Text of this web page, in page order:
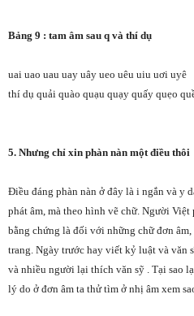
Bảng 9 : tam âm sau q và thí dụ
uai uao uau uay uây ueo uêu uiu uơi uyê
thí dụ quải quào quạu quạy quấy quẹo
5. Nhưng chỉ xin phàn nàn một điều thôi
Điều đáng phàn nàn ở đây là i ngắn và y
phát âm, mà theo hình vẽ chữ. Người
bằng chứng là đối với những chữ đơn
trang. Ngày trước hay viết kỷ luật và
và nhiều người lại thích văn sỹ . Tại sao
lý do ở đơn âm ta thử tìm ở nhị âm xem